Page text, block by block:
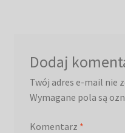
Dodaj
Twój adres e-mail nie
Wymagane pola są
Komentarz *